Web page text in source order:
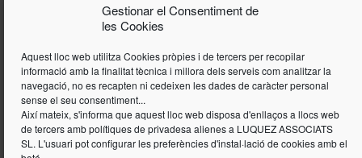
Gestionar el Consentiment de
les Cookies
Aquest lloc web utilitza Cookies pròpies i de tercers per recopilar
informació amb la finalitat tècnica i millora dels serveis com analitzar la
navegació, no es recapten ni cedeixen les dades de caràcter personal
sense el seu consentiment...
Així mateix, s'informa que aquest lloc web disposa d'enllaços a llocs web
de tercers amb polítiques de privadesa alienes a LUQUEZ ASSOCIATS
SL. L'usuari pot configurar les preferències d'instal·lació de cookies amb el